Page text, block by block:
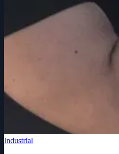
Industrial